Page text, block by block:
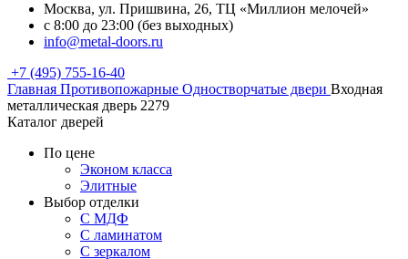
Москва, ул. Пришвина, 26, ТЦ «Миллион мелочей»
с 8:00 до 23:00 (без выходных)
info@metal-doors.ru
+7 (495) 755-16-40
Главная Противопожарные Одностворчатые двери Входная
металлическая дверь 2279
Каталог дверей
По цене
Эконом класса
Элитные
Выбор отделки
С МДФ
С ламинатом
С зеркалом